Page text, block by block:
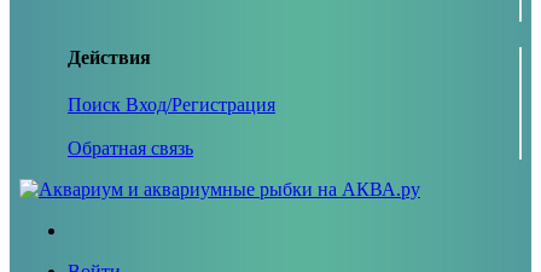
Действия
Поиск Вход/Регистрация
Обратная связь